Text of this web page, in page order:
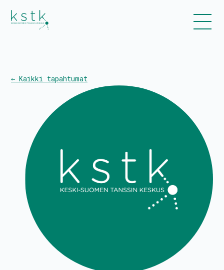
Kalenteri
Tanssiinkutsu-yleisötyökonsepti
Tanssitaiteilijat
← Kaikki tapahtumat